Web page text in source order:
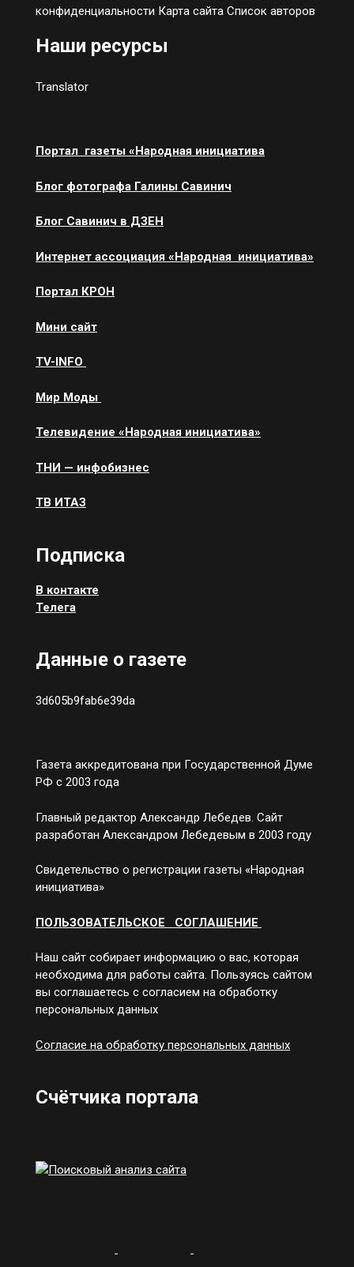
конфиденциальности Карта сайта Список авторов
Наши ресурсы
Translator
Портал газеты «Народная инициатива
Блог фотографа Галины Савинич
Блог Савинич в ДЗЕН
Интернет ассоциация «Народная инициатива»
Портал КРОН
Мини сайт
ТV-INFO
Мир Моды
Телевидение «Народная инициатива»
ТНИ — инфобизнес
ТВ ИТАЗ
Подписка
В контакте
Телега
Данные о газете
3d605b9fab6e39da
Газета аккредитована при Государственной Думе
РФ с 2003 года
Главный редактор Александр Лебедев. Сайт
разработан Александром Лебедевым в 2003 году
Свидетельство о регистрации газеты «Народная
инициатива»
ПОЛЬЗОВАТЕЛЬСКОЕ СОГЛАШЕНИЕ
Наш сайт собирает информацию о вас, которая
необходима для работы сайта. Пользуясь сайтом
вы соглашаетесь с согласием на обработку
персональных данных
Согласие на обработку персональных данных
Счётчика портала